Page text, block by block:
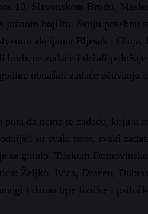
10, Slavonskom Brodu,
bojištu. Svoju posebnu
akcijama Bljesak i Oluja.
zadaće i držali
obnašali zadaće očuvanja
da nema te zadaće, koju u
su svaki teret, svaki
se ginulo. Tijekom
Željko, Ivica, Dražen,
i danas trpe fizičke i